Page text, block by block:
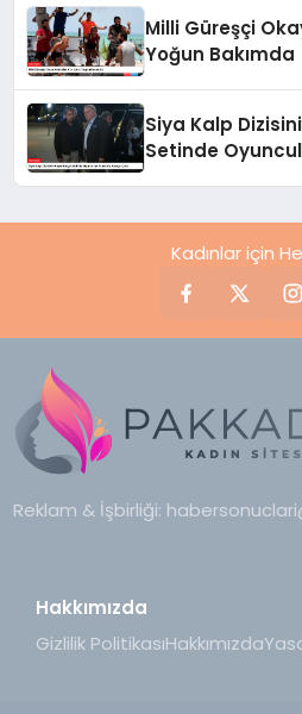
Milli Güreşçi
Yoğun Bakımda
Siya Kalp
Setinde
Kadınlar için
Reklam & İşbirliği:
Hakkımızda
Gizlilik PolitikasıHakkımızda